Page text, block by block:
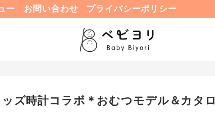
ー お問い合わせ プライバシーポリシー
ズ時計コラボ＊おむつモデル＆カタロ